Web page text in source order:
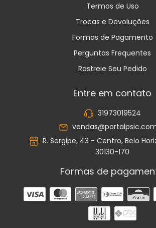
Termos de Uso
Trocas e Devoluções
Formas de Pagamento
Perguntas Frequentes
Rastreie Seu Pedido
Entre em contato
31973019524
R. Sergipe, 43 - Centro, Belo
30130-170
Formas de